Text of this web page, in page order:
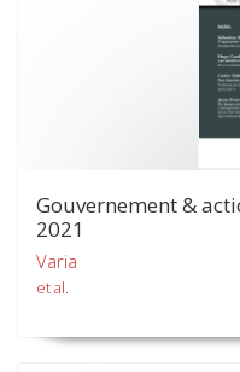
Gouvernement &
2021
Varia
et al.